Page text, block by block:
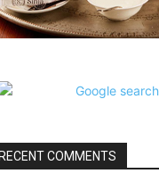
RECENT COMMENTS